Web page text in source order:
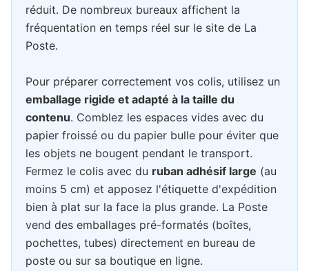
réduit. De nombreux bureaux affichent la
fréquentation en temps réel sur le site de La
Poste.
Pour préparer correctement vos colis, utilisez un
emballage rigide et adapté à la taille du
contenu. Comblez les espaces vides avec du
papier froissé ou du papier bulle pour éviter que
les objets ne bougent pendant le transport.
Fermez le colis avec du ruban adhésif large (au
moins 5 cm) et apposez l'étiquette d'expédition
bien à plat sur la face la plus grande. La Poste
vend des emballages pré-formatés (boîtes,
pochettes, tubes) directement en bureau de
poste ou sur sa boutique en ligne.